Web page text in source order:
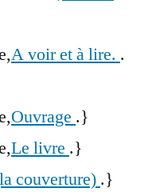
A voir et à lire. .
Ouvrage .}
Le livre .}
couverture) .}